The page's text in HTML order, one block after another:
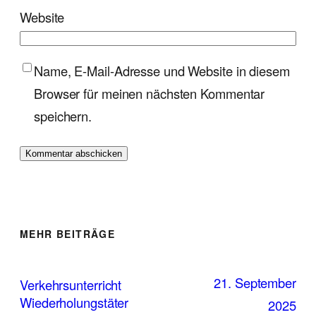
Website
Name, E-Mail-Adresse und Website in diesem
Browser für meinen nächsten Kommentar
speichern.
MEHR BEITRÄGE
Verkehrsunterricht
Wiederholungstäter
21. September
2025